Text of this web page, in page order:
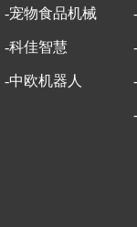
-宠物食品机械
-科佳智慧
-中欧机器人